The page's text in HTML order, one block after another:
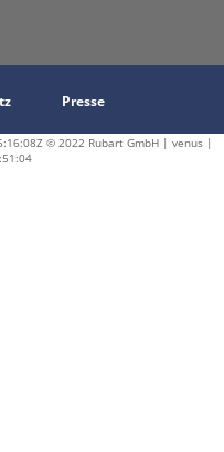
Presse
© 2022 Rubart GmbH | venus |